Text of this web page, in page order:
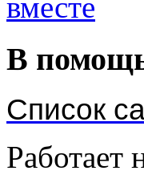
В
Список
Работает